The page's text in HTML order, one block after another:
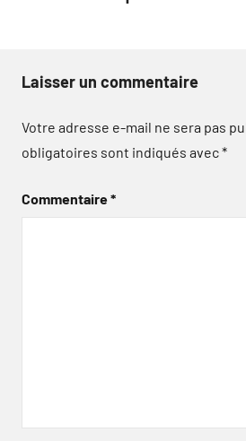
Laisser un commentaire
Votre adresse e-mail ne sera pas
obligatoires sont indiqués avec*
Commentaire*